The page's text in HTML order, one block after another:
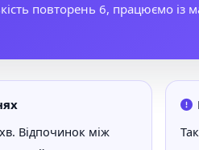
повторень 6, працюємо
Відпочинок між